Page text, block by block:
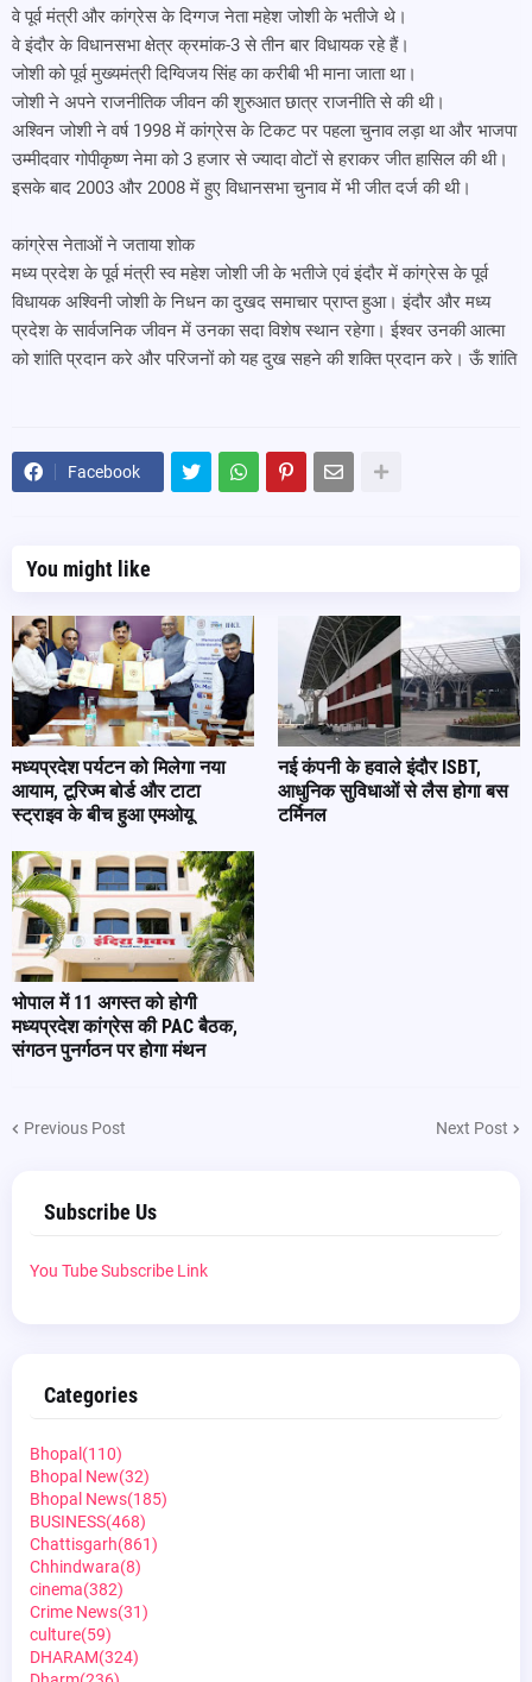
वे पूर्व मंत्री और कांग्रेस के दिग्गज नेता महेश जोशी के भतीजे थे।
वे इंदौर के विधानसभा क्षेत्र क्रमांक-3 से तीन बार विधायक रहे हैं।
जोशी को पूर्व मुख्यमंत्री दिग्विजय सिंह का करीबी भी माना जाता था।
जोशी ने अपने राजनीतिक जीवन की शुरुआत छात्र राजनीति से की थी।
अश्विन जोशी ने वर्ष 1998 में कांग्रेस के टिकट पर पहला चुनाव लड़ा था और भाजपा
उम्मीदवार गोपीकृष्ण नेमा को 3 हजार से ज्यादा वोटों से हराकर जीत हासिल की थी।
इसके बाद 2003 और 2008 में हुए विधानसभा चुनाव में भी जीत दर्ज की थी।
कांग्रेस नेताओं ने जताया शोक
मध्य प्रदेश के पूर्व मंत्री स्व महेश जोशी जी के भतीजे एवं इंदौर में कांग्रेस के पूर्व
विधायक अश्विनी जोशी के निधन का दुखद समाचार प्राप्त हुआ। इंदौर और मध्य
प्रदेश के सार्वजनिक जीवन में उनका सदा विशेष स्थान रहेगा। ईश्वर उनकी आत्मा
को शांति प्रदान करे और परिजनों को यह दुख सहने की शक्ति प्रदान करे। ऊँ शांति
Facebook
You might like
मध्यप्रदेश पर्यटन को मिलेगा नया
आयाम, टूरिज्म बोर्ड और टाटा
स्ट्राइव के बीच हुआ एमओयू
नई कंपनी के हवाले इंदौर ISBT,
आधुनिक सुविधाओं से लैस होगा बस
टर्मिनल
भोपाल में 11 अगस्त को होगी
मध्यप्रदेश कांग्रेस की PAC बैठक,
संगठन पुनर्गठन पर होगा मंथन
Previous Post Next Post
Subscribe Us
You Tube Subscribe Link
Categories
Bhopal (110)
Bhopal New(32)
Bhopal News(185)
BUSINESS(468)
Chattisgarh(861)
Chhindwara(8)
cinema(382)
Crime News(31)
culture(59)
DHARAM(324)